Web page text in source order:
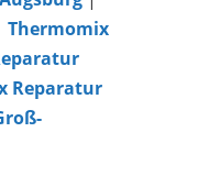
Thermomix
Reparatur